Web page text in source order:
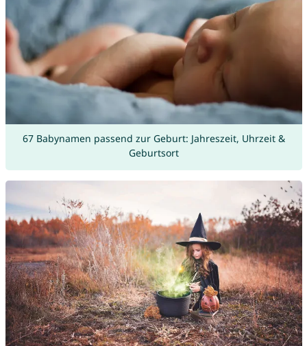
67 Babynamen passend zur Geburt: Jahreszeit, Uhrzeit &
Geburtsort